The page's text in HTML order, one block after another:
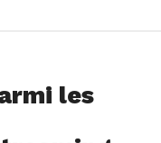
les